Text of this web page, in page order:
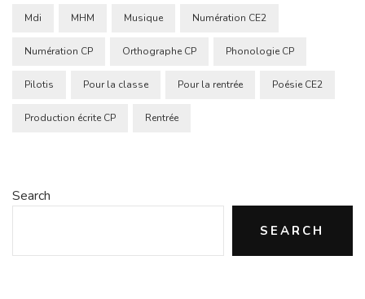
Mdi MHM Musique Numération CE2
Numération CP Orthographe CP Phonologie CP
Pilotis Pour la classe Pour la rentrée Poésie CE2
Production écrite CP Rentrée
Search
SEARCH